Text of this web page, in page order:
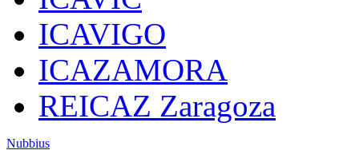
ICAVIGO
ICAZAMORA
REICAZ Zaragoza
Nubbius